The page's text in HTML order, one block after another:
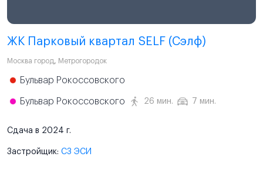
ЖК Парковый квартал SELF (Сэлф)
Москва город, Метрогородок
Бульвар Рокоссовского
Бульвар Рокоссовского 26 мин. 7 мин.
Сдача в 2024 г.
Застройщик: СЗ ЭСИ